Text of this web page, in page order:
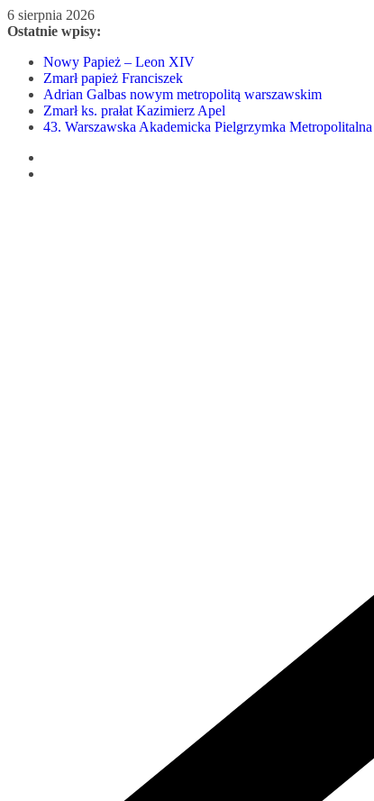
Przejdź
do
6 sierpnia 2026
Ostatnie wpisy:
Nowy Papież – Leon XIV
Zmarł papież Franciszek
Adrian Galbas nowym metropolitą warszawskim
Zmarł ks. prałat Kazimierz Apel
43. Warszawska Akademicka Pielgrzymka Metropolitalna